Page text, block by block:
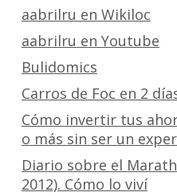
aabrilru en Wikiloc
aabrilru en Youtube
Bulidomics
Carros de Foc en 2
Cómo invertir tus
o más sin ser un
Diario sobre el
2012). Cómo lo viví